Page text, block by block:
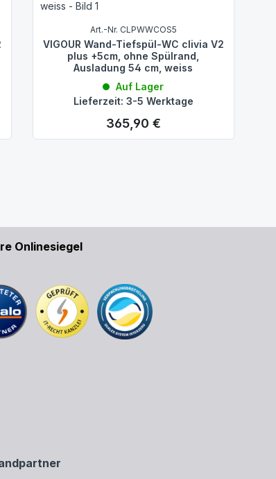
Art.-Nr. CLPWWCOS5
VIGOUR Wand-Tiefspül-WC clivia V2
plus +5cm, ohne Spülrand,
Ausladung 54 cm, weiss
Auf Lager
Lieferzeit: 3-5 Werktage
Regulärer Preis:
365,90 €
Onlinesiegel